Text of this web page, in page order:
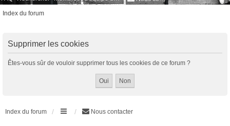
Index du forum
Supprimer les cookies
Êtes-vous sûr de vouloir supprimer tous les cookies de ce forum ?
Index du forum Nous contacter